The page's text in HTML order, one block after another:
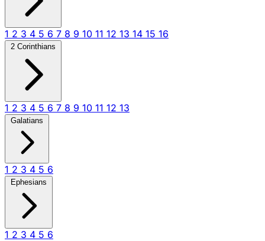
1 2 3 4 5 6 7 8 9 10 11 12 13 14 15 16
2 Corinthians
1 2 3 4 5 6 7 8 9 10 11 12 13
Galatians
1 2 3 4 5 6
Ephesians
1 2 3 4 5 6